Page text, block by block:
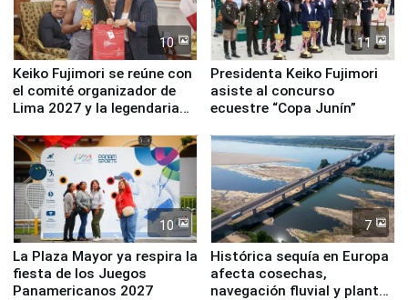
10
Keiko Fujimori se reúne con
el comité organizador de
Lima 2027 y la legendaria
11
Presidenta Keiko Fujimori
asiste al concurso
ecuestre “Copa Junín”
10
La Plaza Mayor ya respira la
fiesta de los Juegos
Panamericanos 2027
7
Histórica sequía en Europa
afecta cosechas,
navegación fluvial y plantas